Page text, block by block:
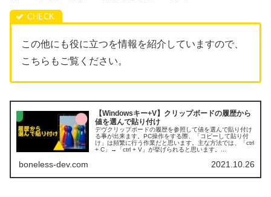
この他にも役に立つを情報を紹介していますので、
こちらもご覧ください。
【Windowsキー+V】クリップボードの履歴から
値を選んで貼り付け
デヴクリップボードの履歴を参照して値を選んで貼り付け
る事が出来ます。PC操作をする際、「コピーして貼り付
け」は頻繁に行う作業だと思います。主な方法では、「ctrl
+ C」→「ctrl + V」が挙げられると思います。...
boneless-dev.com 2021.10.26